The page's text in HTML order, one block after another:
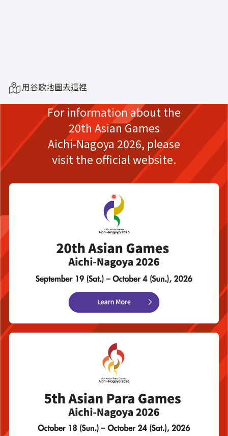
用谷歌地圖去這裡
For information about the
20th Asian Games
Aichi-Nagoya 2026, please
visit the official website.